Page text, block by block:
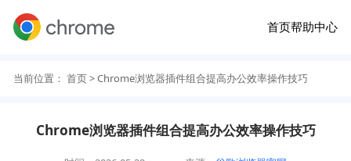
首页帮助中心
当前位置： 首页> Chrome浏览器插件组合提高办公效率操作技巧
Chrome浏览器插件组合提高办公效率操作技巧